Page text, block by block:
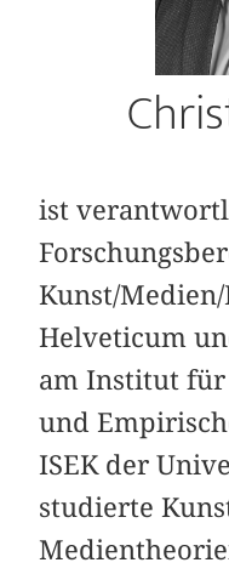
ist
Kunst/
Helveticum
am Institut für
und
ISEK der
studierte